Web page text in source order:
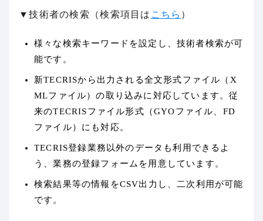
▼技術者の検索（検索項目は こちら ）
様々な検索キーワードを設定し、技術者検索が可
能です。
新TECRISから出力される全文形式ファイル（X
MLファイル）の取り込みに対応しています。従
来のTECRISファイル形式（GYOファイル、FD
ファイル）にも対応。
TECRIS登録業務以外のデータも利用できるよ
う、業務の登録フォームを用意しています。
検索結果等の情報をCSV出力し、二次利用が可能
です。